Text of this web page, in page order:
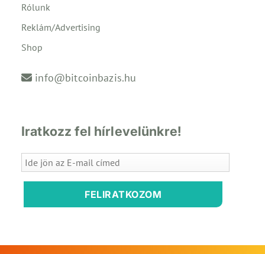
Rólunk
Reklám/Advertising
Shop
info@bitcoinbazis.hu
Iratkozz fel hírlevelünkre!
FELIRATKOZOM